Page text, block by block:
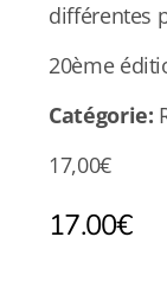
différentes
20ème
Catégorie:
17,00€
17.00€